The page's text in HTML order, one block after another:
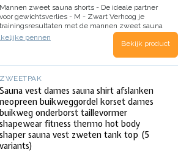
Mannen zweet sauna shorts - De ideale partner
voor gewichtsverlies - M - Zwart Verhoog je
trainingsresultaten met de mannen zweet sauna
shorts, ontworpen om je te helpen sneller en
effectiever calorieën te verbranden. Deze
gewichtsverlies broek maakt gebruik van…
pennen
Bekijk product
ZWEETPAK
Sauna vest dames sauna shirt afslanken
neopreen buikweggordel korset dames
buikweg onderborst taillevormer
shapewear fitness thermo hot body
shaper sauna vest zweten tank top (5
variants)